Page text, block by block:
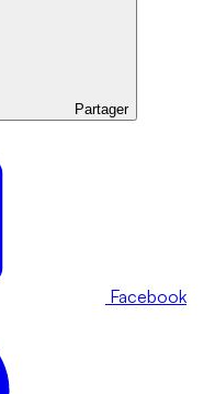
Partager
Facebook